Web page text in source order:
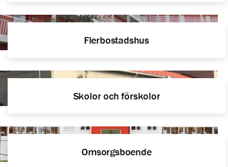
Flerbostadshus
Skolor och förskolor
Omsorgsboende